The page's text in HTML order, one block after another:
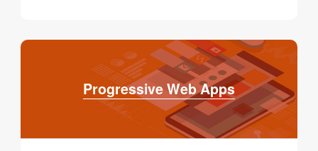
Progressive Web Apps